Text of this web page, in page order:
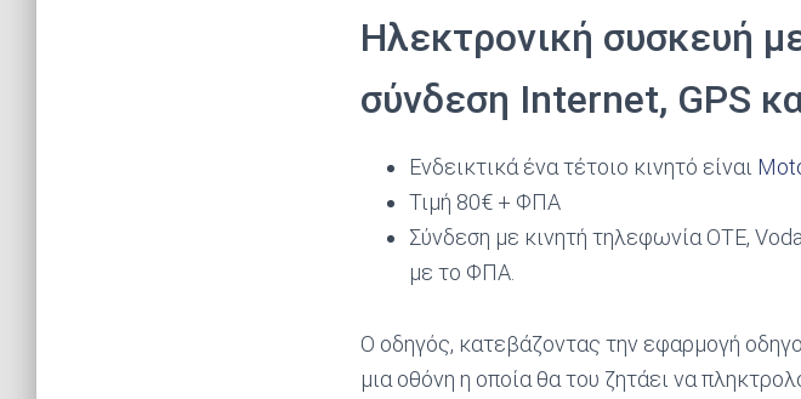
Ηλεκτρονική συσκευή
σύνδεση Internet, GPS
Ενδεικτικά ένα τέτοιο κινητό είναι
Τιμή 80€ + ΦΠΑ
Σύνδεση με κινητή τηλεφωνία OTE,
με το ΦΠΑ.
Ο οδηγός, κατεβάζοντας την εφαρμογή
μια οθόνη η οποία θα του ζητάει να